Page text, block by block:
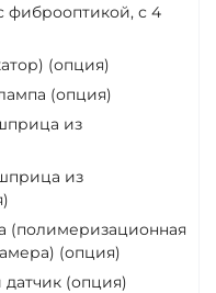
фиброоптикой, с 4
(опция)
(опция)
из
из
(полимеризационная
(опция)
(опция)